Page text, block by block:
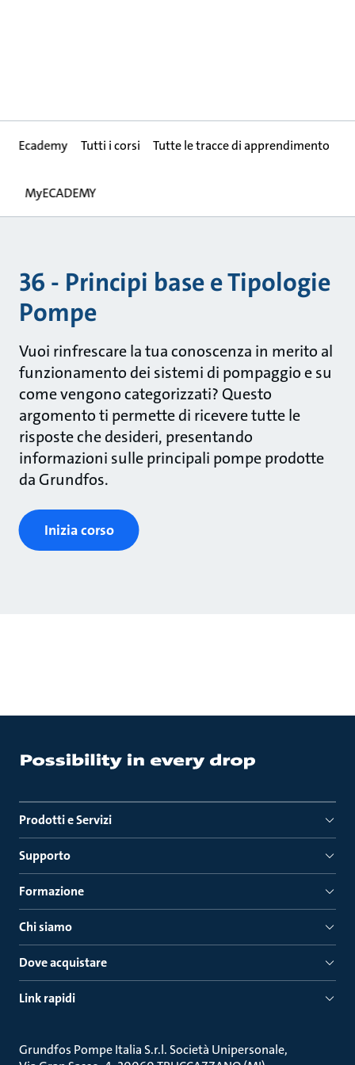
Ecademy Tutti i corsi Tutte le tracce di apprendimento
MyECADEMY
36 - Principi base e Tipologie
Pompe
Vuoi rinfrescare la tua conoscenza in merito al
funzionamento dei sistemi di pompaggio e su
come vengono categorizzati? Questo
argomento ti permette di ricevere tutte le
risposte che desideri, presentando
informazioni sulle principali pompe prodotte
da Grundfos.
Inizia corso
Prodotti e Servizi
Supporto
Formazione
Chi siamo
Dove acquistare
Link rapidi
Grundfos Pompe Italia S.r.l. Società Unipersonale